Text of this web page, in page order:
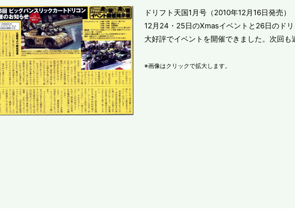
ドリフト天国1月号（2010年12月16日発売）
12月24・25日のXmasイベントと26日のド
大好評でイベントを開催できました。次回も
※画像はクリックで拡大します。